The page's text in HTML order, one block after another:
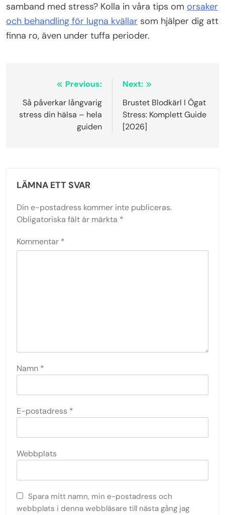
samband med stress? Kolla in våra tips om orsaker
och behandling för lugna kvällar som hjälper dig att
finna ro, även under tuffa perioder.
Inläggsnavigering
Previous:
Så påverkar långvarig
stress din hälsa – hela
guiden
Next:
Brustet Blodkärl I Ögat
Stress: Komplett Guide
[2026]
LÄMNA ETT SVAR
Din e-postadress kommer inte publiceras.
Obligatoriska fält är märkta *
Kommentar *
Namn *
E-postadress *
Webbplats
Spara mitt namn, min e-postadress och
webbplats i denna webbläsare till nästa gång jag